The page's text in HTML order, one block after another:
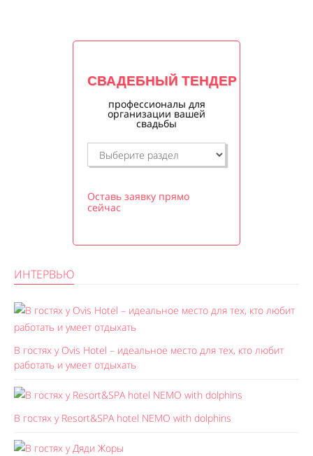
СВАДЕБНЫЙ ТЕНДЕР
профессионалы для
организации вашей
свадьбы
Оставь заявку прямо
сейчас
ИНТЕРВЬЮ
В гостях у Ovis Hotel – идеальное место для тех, кто любит
работать и умеет отдыхать
В гостях у Resort&SPA hotel NEMO with dolphins